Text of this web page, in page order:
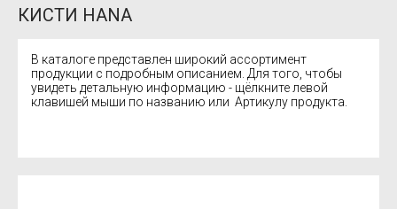
КИСТИ HANA
В каталоге представлен широкий ассортимент
продукции с подробным описанием. Для того, чтобы
увидеть детальную информацию - щёлкните левой
клавишей мыши по названию или Артикулу продукта.